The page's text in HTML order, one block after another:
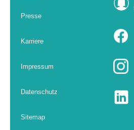
Presse
Karriere
Impressum
Datenschutz
Sitemap